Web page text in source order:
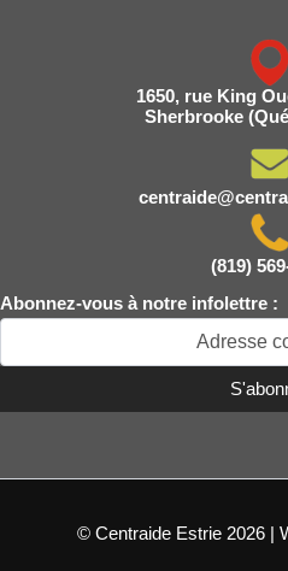
1650, rue King
Sherbrooke
(819)
Abonnez-vous à notre infolettre :
© Centraide Estrie 2026 |